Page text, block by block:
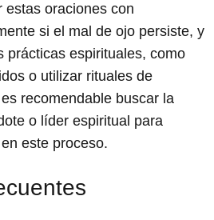
estas oraciones con
si el mal de ojo persiste, y
prácticas espirituales, como
o utilizar rituales de
recomendable buscar la
o líder espiritual para
este proceso.